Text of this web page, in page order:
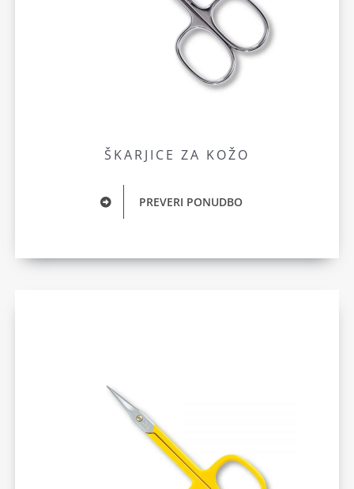
ŠKARJICE ZA KOŽO
PREVERI PONUDBO